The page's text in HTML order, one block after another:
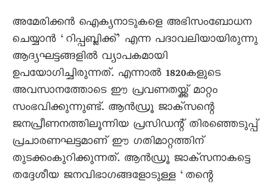
അമേരിക്കൻ ഐക്യനാടുകളെ അഭിസംബോധന
ചെയ്യാൻ ‘റിപ്പബ്ലിക്ക്’ എന്ന പദാവലിയായിരുന്നു
ആദ്യഘട്ടങ്ങളിൽ വ്യാപകമായി
ഉപയോഗിച്ചിരുന്നത്. എന്നാൽ 1820കളുടെ
അവസാനത്തോടെ ഈ പ്രവണതയ്ക്ക് മാറ്റം
സംഭവിക്കുന്നുണ്ട്. ആൻഡ്രൂ ജാക്സന്റെ
ജനപ്രീണനത്തിലൂന്നിയ പ്രസിഡന്റ് തിരഞ്ഞെടുപ്പ്
പ്രചാരണഘട്ടമാണ് ഈ ഗതിമാറ്റത്തിന്
തുടക്കംകുറിക്കുന്നത്. ആൻഡ്രൂ ജാക്സനാകട്ടെ
തദ്ദേശീയ ജനവിഭാഗങ്ങളോടുള്ള ‘തന്റെ